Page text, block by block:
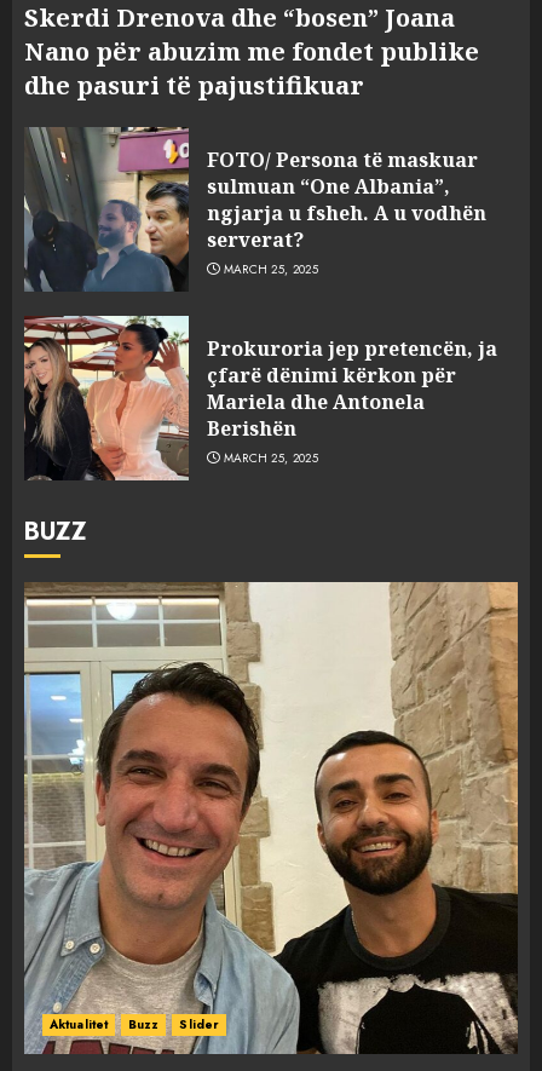
Skerdi Drenova dhe “bosen” Joana
Nano për abuzim me fondet publike
dhe pasuri të pajustifikuar
FOTO/ Persona të maskuar
sulmuan “One Albania”,
ngjarja u fsheh. A u vodhën
serverat?
MARCH 25, 2025
Prokuroria jep pretencën, ja
çfarë dënimi kërkon për
Mariela dhe Antonela
Berishën
MARCH 25, 2025
BUZZ
Aktualitet Buzz Slider